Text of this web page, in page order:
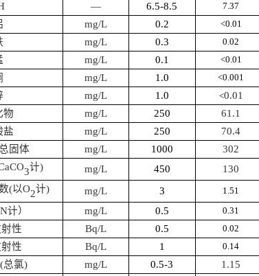
— 6.5-8.5 7.37
mg/L 0.2 <0.01
mg/L 0.3 0.02
mg/L 0.1 <0.01
mg/L 1 .0 <0.001
mg/L 1 .0 <0.01
物 mg/L 250
61.1
盐 mg/L 250
70.4
固体 mg/L 1000
302
3计) mg/L 450
130
(以O2计) mg/L 3 1.51
N计） mg/L 0.5 0.31
性 Bq/L 0.5 0.02
性 Bq/L 1 0.14
(总氯) mg/L 0.5-3
1.15